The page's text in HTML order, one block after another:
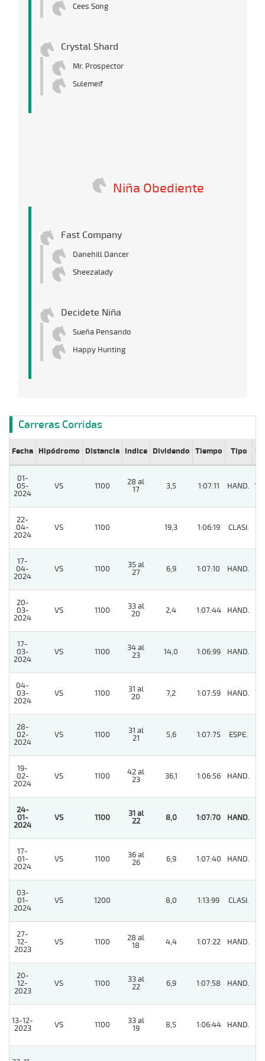
Cees Song
Crystal Shard
Mr. Prospector
Sulemeif
Niña Obediente
Fast Company
Danehill Dancer
Sheezalady
Decidete Niña
Sueña Pensando
Happy Hunting
Carreras Corridas
Fecha Hipódromo Distancia Indice Dividendo Tiempo Tipo Lº
01-
05-
2024
VS 1100
28 al
17
3,5 1:07:11 HAND. 10
22-
04-
2024
VS 1100 19,3 1:06:19 CLASI.
17-
04-
2024
VS 1100
35 al
27
6,9 1:07:10 HAND.
20-
03-
2024
VS 1100
33 al
20
2,4 1:07:44 HAND.
17-
03-
2024
VS 1100
34 al
23
14,0 1:06:99 HAND.
04-
03-
2024
VS 1100
31 al
20
7,2 1:07:59 HAND.
28-
02-
2024
VS 1100
31 al
21
5,6 1:07:75 ESPE.
19-
02-
2024
VS 1100
42 al
23
36,1 1:06:56 HAND.
24-
01-
2024
VS 1100
31 al
22
8,0 1:07:70 HAND.
17-
01-
2024
VS 1100
36 al
26
6,9 1:07:40 HAND.
03-
01-
2024
VS 1200 8,0 1:13:99 CLASI.
27-
12-
2023
VS 1100
28 al
18
4,4 1:07:22 HAND.
20-
12-
2023
VS 1100
33 al
22
6,9 1:07:58 HAND.
13-12-
2023
VS 1100
33 al
19
8,5 1:06:44 HAND.